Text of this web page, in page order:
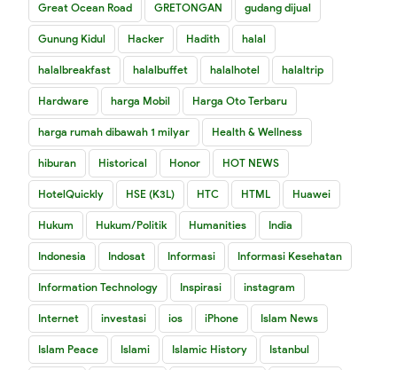
Great Ocean Road GRETONGAN gudang dijual
Gunung Kidul Hacker Hadith halal
halalbreakfast halalbuffet halalhotel halaltrip
Hardware harga Mobil Harga Oto Terbaru
harga rumah dibawah 1 milyar Health & Wellness
hiburan Historical Honor HOT NEWS
HotelQuickly HSE (K3L) HTC HTML Huawei
Hukum Hukum/Politik Humanities India
Indonesia Indosat Informasi Informasi Kesehatan
Information Technology Inspirasi instagram
Internet investasi ios iPhone Islam News
Islam Peace Islami Islamic History Istanbul